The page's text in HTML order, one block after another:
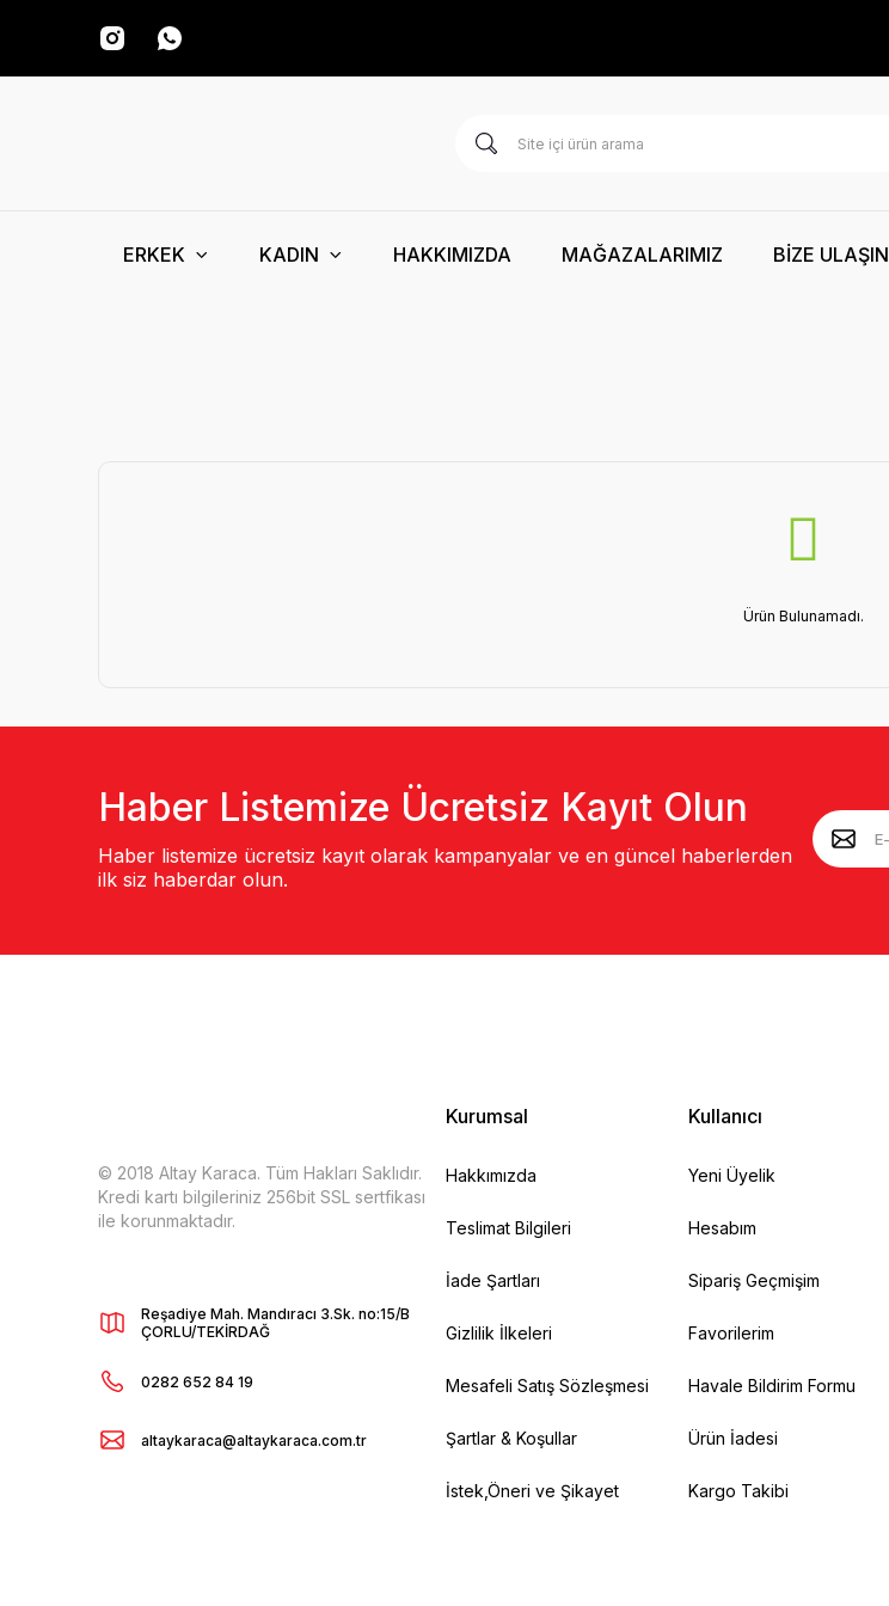
ERKEK KADIN HAKKIMIZDA MAĞAZALARIMIZ BİZE ULAŞIN
Ürün Bulunamadı.
Haber Listemize Ücretsiz Kayıt Olun
Haber listemize ücretsiz kayıt olarak kampanyalar ve en güncel haberlerden
ilk siz haberdar olun.
© 2018 Altay Karaca. Tüm Hakları Saklıdır.
Kredi kartı bilgileriniz 256bit SSL sertfikası
ile korunmaktadır.
Reşadiye Mah. Mandıracı 3.Sk. no:15/B
ÇORLU/TEKİRDAĞ
0282 652 84 19
altaykaraca@altaykaraca.com.tr
Kurumsal
Hakkımızda
Teslimat Bilgileri
İade Şartları
Gizlilik İlkeleri
Mesafeli Satış Sözleşmesi
Şartlar & Koşullar
İstek,Öneri ve Şikayet
Kullanıcı
Yeni Üyelik
Hesabım
Sipariş Geçmişim
Favorilerim
Havale Bildirim Formu
Ürün İadesi
Kargo Takibi